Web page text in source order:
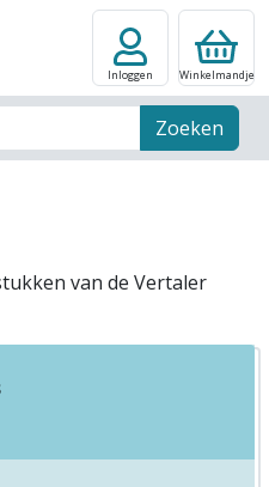
Zoeken
Inloggen Winkelmandje
van de Vertaler